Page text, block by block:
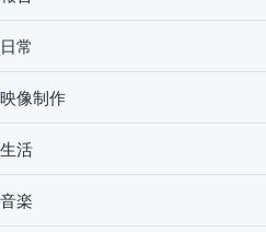
日常
映像制作
生活
音楽